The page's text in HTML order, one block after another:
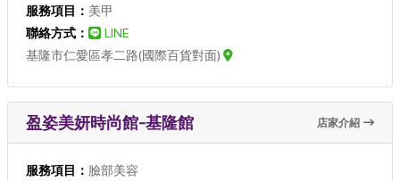
服務項目： 美甲
聯絡方式：
LINE
基隆市仁愛區孝二路(國際百貨對面)
盈姿美妍時尚館-基隆館 店家介紹
服務項目： 臉部美容